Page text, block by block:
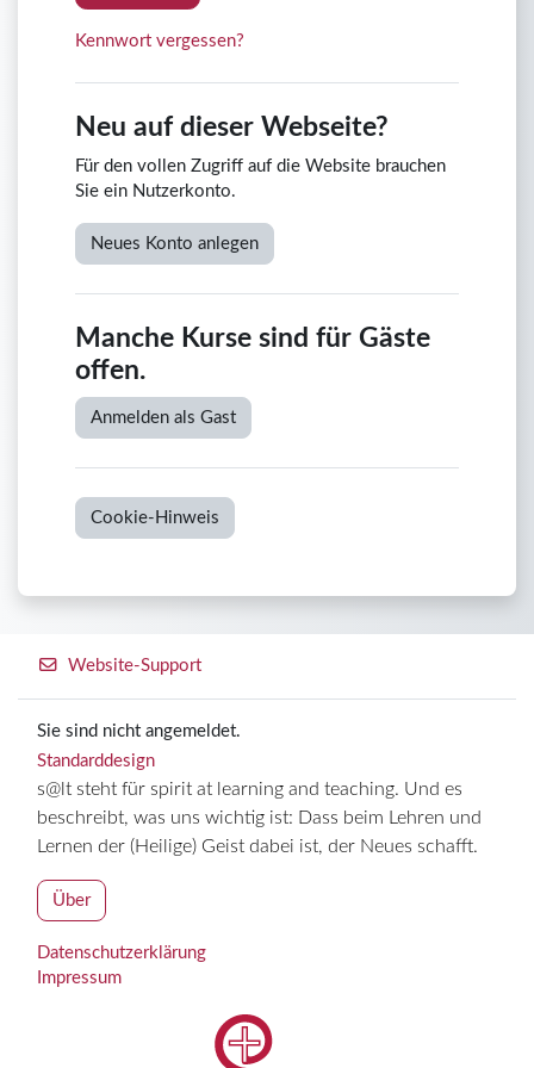
Kennwort vergessen?
Neu auf dieser Webseite?
Für den vollen Zugriff auf die Website brauchen
Sie ein Nutzerkonto.
Neues Konto anlegen
Manche Kurse sind für Gäste
offen.
Anmelden als Gast
Cookie-Hinweis
Website-Support
Sie sind nicht angemeldet.
Standarddesign
s@lt steht für spirit at learning and teaching. Und es
beschreibt, was uns wichtig ist: Dass beim Lehren und
Lernen der (Heilige) Geist dabei ist, der Neues schafft.
Über
Datenschutzerklärung
Impressum